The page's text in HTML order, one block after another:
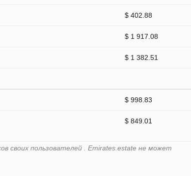
$ 402.88
$ 1 917.08
$ 1 382.51
$ 998.83
$ 849.01
своих пользователей . Emirates.estate не может